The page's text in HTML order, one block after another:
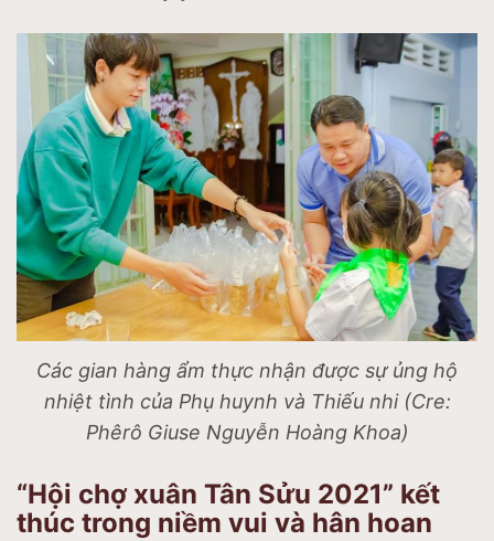
Các gian hàng ẩm thực nhận được sự ủng hộ
nhiệt tình của Phụ huynh và Thiếu nhi (Cre:
Phêrô Giuse Nguyễn Hoàng Khoa)
“Hội chợ xuân Tân Sửu 2021” kết
thúc trong niềm vui và hân hoan